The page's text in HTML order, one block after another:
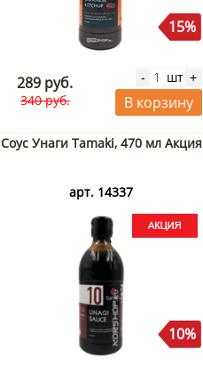
15%
289 руб.
340 руб.
- шт +
В корзину
Соус Унаги Tamaki, 470 мл Акция
арт. 14337
10%